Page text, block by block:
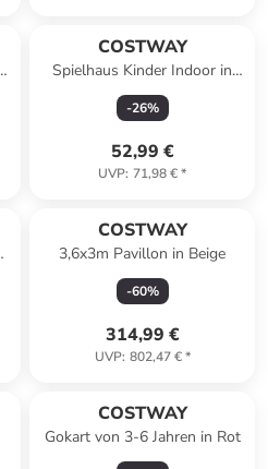
COSTWAY
Spielhaus Kinder Indoor in
Beige
-26%
52,99 €
UVP: 71,98 €*
COSTWAY
3,6x3m Pavillon in Beige
-60%
314,99 €
UVP: 802,47 €*
COSTWAY
Gokart von 3-6 Jahren in Rot